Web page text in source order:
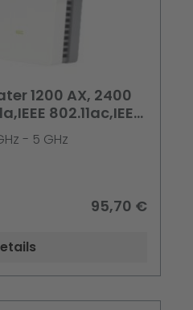
1200 AX, 2400
802.11ac,IEEE
- 5 GHz
95,70 €